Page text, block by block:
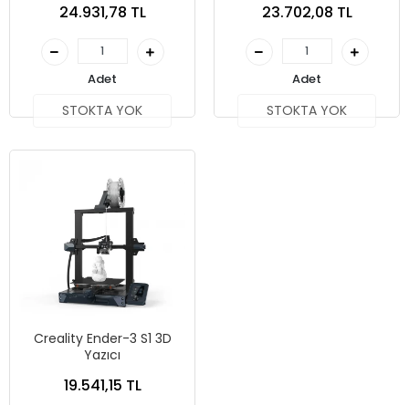
24.931,78 TL
Adet
STOKTA YOK
23.702,08 TL
Adet
STOKTA YOK
Creality Ender-3 S1 3D
Yazıcı
19.541,15 TL